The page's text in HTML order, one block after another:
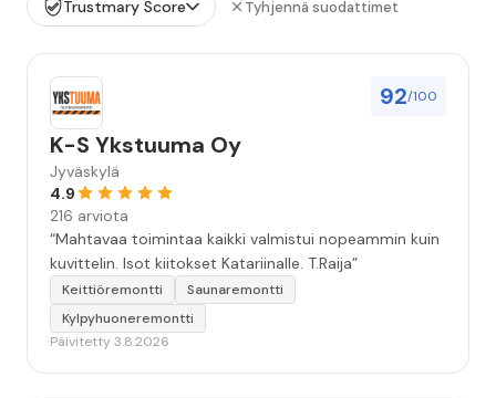
Trustmary Score
Tyhjennä suodattimet
92/100
K-S Ykstuuma Oy
Jyväskylä
4.9
216 arviota
“Mahtavaa toimintaa kaikki valmistui nopeammin kuin
kuvittelin. Isot kiitokset Katariinalle. T.Raija”
Keittiöremontti
Saunaremontti
Kylpyhuoneremontti
Päivitetty 3.8.2026